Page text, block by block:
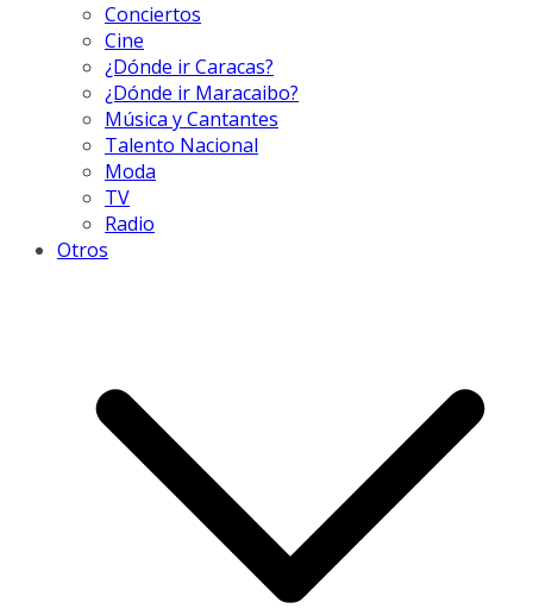
Conciertos
Cine
¿Dónde ir Caracas?
¿Dónde ir Maracaibo?
Música y Cantantes
Talento Nacional
Moda
TV
Radio
Otros